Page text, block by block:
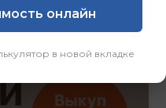
онлайн
в новой вкладке